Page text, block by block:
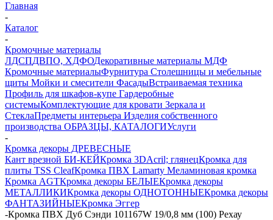
Главная
-
Каталог
-
Кромочные материалы
ЛДСПДВПО, ХДФОДекоративные материалы МДФ
Кромочные материалыФурнитура Столешницы и мебельные
щиты Мойки и смесители ФасадыВстраиваемая техника
Профиль для шкафов-купе Гардеробные
системыКомплектующие для кровати Зеркала и
СтеклаПредметы интерьера Изделия собственного
производства ОБРАЗЦЫ, КАТАЛОГИУслуги
-
Кромка декоры ДРЕВЕСНЫЕ
Кант врезной БИ-КЕЙКромка 3DАcril; глянецКромка для
плиты TSS CleafКромка ПВХ Lamarty Меламиновая кромка
Кромка AGTКромка декоры БЕЛЫЕКромка декоры
МЕТАЛЛИКИКромка декоры ОДНОТОННЫЕКромка декоры
ФАНТАЗИЙНЫЕКромка Эггер
-Кромка ПВХ Дуб Сэнди 101167W 19/0,8 мм (100) Рехау